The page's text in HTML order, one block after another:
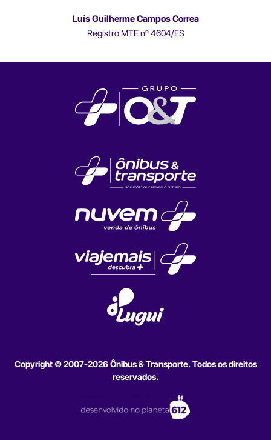
Luís Guilherme Campos Correa
Registro MTE nº 4604/ES
Copyright © 2007-2026 Ônibus & Transporte. Todos os direitos
reservados.